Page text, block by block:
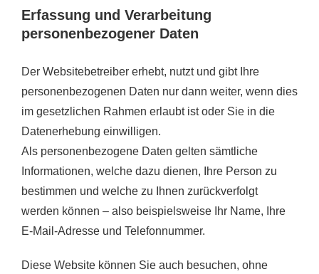
Erfassung und Verarbeitung
personenbezogener Daten
Der Websitebetreiber erhebt, nutzt und gibt Ihre
personenbezogenen Daten nur dann weiter, wenn dies
im gesetzlichen Rahmen erlaubt ist oder Sie in die
Datenerhebung einwilligen.
Als personenbezogene Daten gelten sämtliche
Informationen, welche dazu dienen, Ihre Person zu
bestimmen und welche zu Ihnen zurückverfolgt
werden können – also beispielsweise Ihr Name, Ihre
E-Mail-Adresse und Telefonnummer.
Diese Website können Sie auch besuchen, ohne